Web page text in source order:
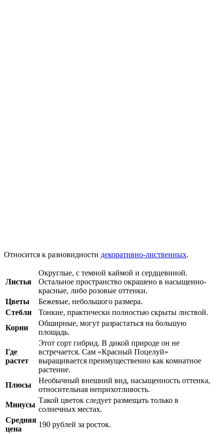
Относится к разновидности декоративно-лиственных.
Листья
Округлые, с темной каймой и сердцевиной.
Остальное пространство окрашено в насыщенно-
красные, либо розовые оттенки.
Цветы
Бежевые, небольшого размера.
Стебли
Тонкие, практически полностью скрыты листвой.
Корни
Обширные, могут разрастаться на большую
площадь.
Где
растет
Этот сорт гибрид. В дикой природе он не
встречается. Сам «Красный Поцелуй»
выращивается преимущественно как комнатное
растение.
Плюсы
Необычный внешний вид, насыщенность оттенка,
относительная неприхотливость.
Минусы
Такой цветок следует размещать только в
солнечных местах.
Средняя
цена
190 рублей за росток.